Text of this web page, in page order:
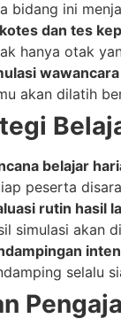
bidang ini
dan tes
hanya otak
akan dilatih
belajar
peserta
rutin hasil
simulasi akan
selalu